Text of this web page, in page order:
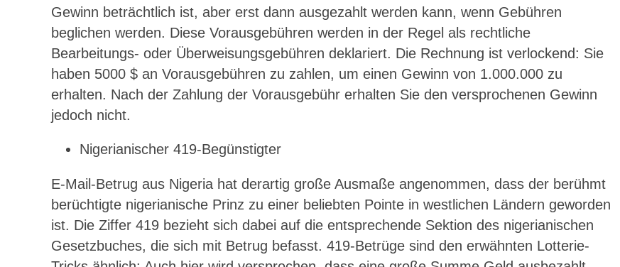
Gewinn beträchtlich ist, aber erst dann ausgezahlt werden kann, wenn Gebühren
beglichen werden. Diese Vorausgebühren werden in der Regel als rechtliche
Bearbeitungs- oder Überweisungsgebühren deklariert. Die Rechnung ist verlockend: Sie
haben 5000 $ an Vorausgebühren zu zahlen, um einen Gewinn von 1.000.000 zu
erhalten. Nach der Zahlung der Vorausgebühr erhalten Sie den versprochenen Gewinn
jedoch nicht.
Nigerianischer 419-Begünstigter
E-Mail-Betrug aus Nigeria hat derartig große Ausmaße angenommen, dass der berühmt
berüchtigte nigerianische Prinz zu einer beliebten Pointe in westlichen Ländern geworden
ist. Die Ziffer 419 bezieht sich dabei auf die entsprechende Sektion des nigerianischen
Gesetzbuches, die sich mit Betrug befasst. 419-Betrüge sind den erwähnten Lotterie-